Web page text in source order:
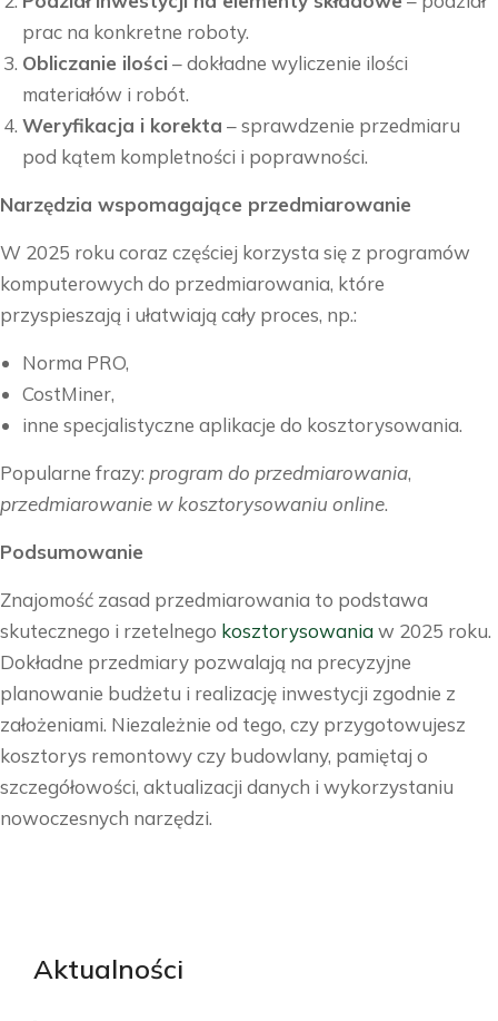
prac na konkretne roboty.
Obliczanie ilości – dokładne wyliczenie ilości
materiałów i robót.
Weryfikacja i korekta – sprawdzenie przedmiaru
pod kątem kompletności i poprawności.
Narzędzia wspomagające przedmiarowanie
W 2025 roku coraz częściej korzysta się z programów
komputerowych do przedmiarowania, które
przyspieszają i ułatwiają cały proces, np.:
Norma PRO,
CostMiner,
inne specjalistyczne aplikacje do kosztorysowania.
Popularne frazy: program do przedmiarowania,
przedmiarowanie w kosztorysowaniu online.
Podsumowanie
Znajomość zasad przedmiarowania to podstawa
skutecznego i rzetelnego kosztorysowaniaw 2025 roku.
Dokładne przedmiary pozwalają na precyzyjne
planowanie budżetu i realizację inwestycji zgodnie z
założeniami. Niezależnie od tego, czy przygotowujesz
kosztorys remontowy czy budowlany, pamiętaj o
szczegółowości, aktualizacji danych i wykorzystaniu
nowoczesnych narzędzi.
Aktualności